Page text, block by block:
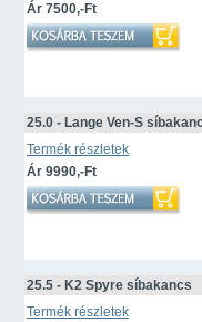
Ár 7500,-Ft
25.0 - Lange Ven-S
Termék részletek
Ár 9990,-Ft
25.5 - K2 Spyre síbakancs
Termék részletek